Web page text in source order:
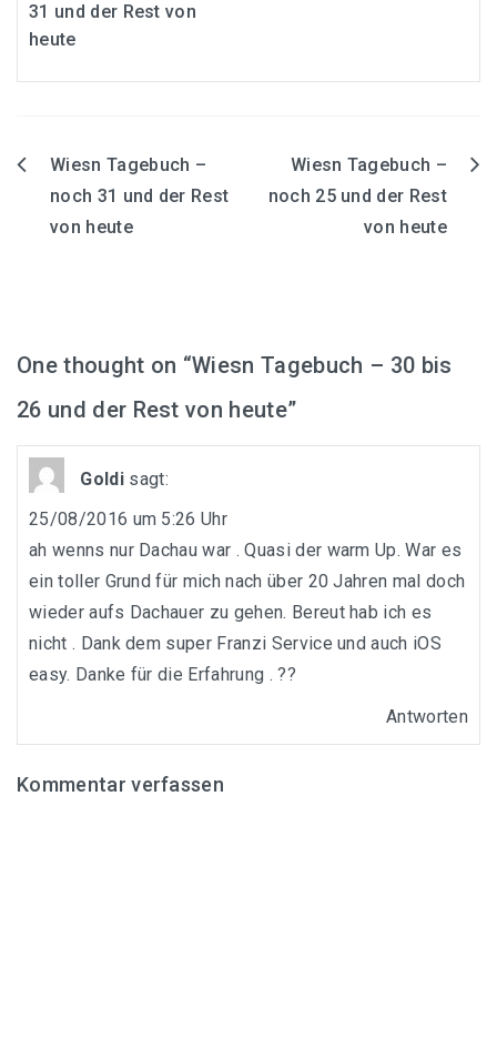
31 und der Rest von
heute
Beitrags-
Navigation
Wiesn Tagebuch –
noch 31 und der Rest
von heute
Wiesn Tagebuch –
noch 25 und der Rest
von heute
One thought on “Wiesn Tagebuch – 30 bis
26 und der Rest von heute”
Goldi sagt:
25/08/2016 um 5:26 Uhr
ah wenns nur Dachau war . Quasi der warm Up. War es
ein toller Grund für mich nach über 20 Jahren mal doch
wieder aufs Dachauer zu gehen. Bereut hab ich es
nicht . Dank dem super Franzi Service und auch iOS
easy. Danke für die Erfahrung . ??
Antworten
Kommentar verfassen